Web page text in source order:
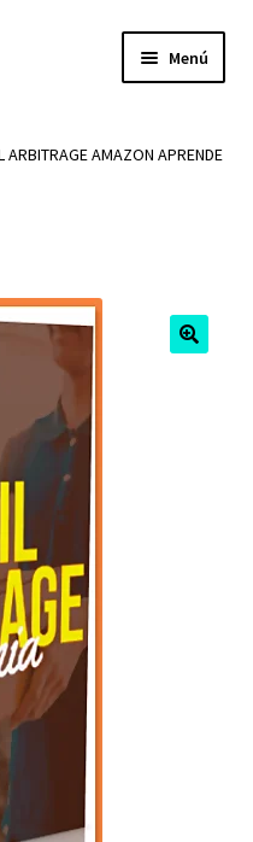
Menú
hijo
ARBITRAGE AMAZON APRENDE